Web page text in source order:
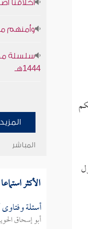
أخلاقنا
وأمنهم
سلسلة
1444هـ
المزيد
المباشر
الأكثر
أسئلة وفتاوى 7
أبو إسحاق